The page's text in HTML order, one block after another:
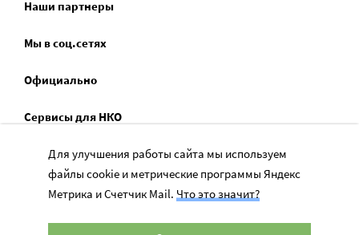
Наши партнеры
Мы в соц.сетях
Официально
Сервисы для НКО
Спецпроекты
Социальное служение
Для улучшения работы сайта мы используем
файлы cookie и метрические программы Яндекс
Метрика и Счетчик Mail. Что это значит?